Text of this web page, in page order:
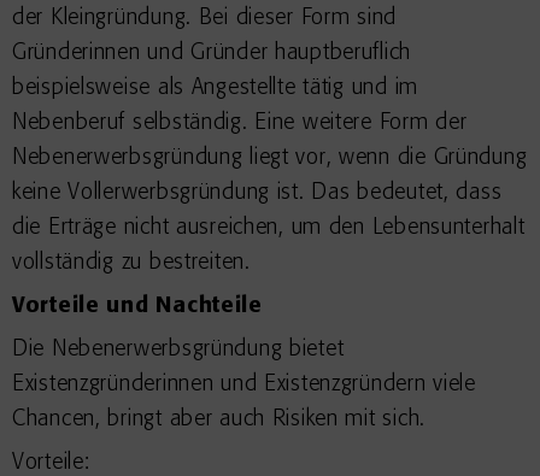
der Kleingründung. Bei dieser Form sind
Gründerinnen und Gründer hauptberuflich
beispielsweise als Angestellte tätig und im
Nebenberuf selbständig. Eine weitere Form der
Nebenerwerbsgründung liegt vor, wenn die Gründung
keine Vollerwerbsgründung ist. Das bedeutet, dass
die Erträge nicht ausreichen, um den Lebensunterhalt
vollständig zu bestreiten.
Vorteile und Nachteile
Die Nebenerwerbsgründung bietet
Existenzgründerinnen und Existenzgründern viele
Chancen, bringt aber auch Risiken mit sich.
Vorteile: